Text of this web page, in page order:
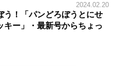
2024.02.20
う！「パンどろぼうとにせ
キー」・最新号からちょっ